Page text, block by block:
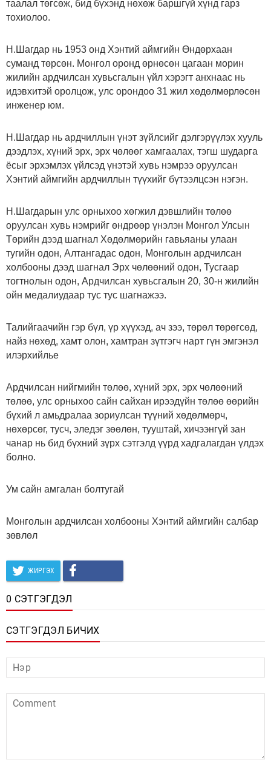
таалал төгсөж, бид бүхэнд нөхөж баршгүй хүнд гарз
тохиолоо.
Н.Шагдар нь 1953 онд Хэнтий аймгийн Өндөрхаан
суманд төрсөн. Монгол оронд өрнөсөн цагаан морин
жилийн ардчилсан хувьсгалын үйл хэрэгт анхнаас нь
идэвхитэй оролцож, улс орондоо 31 жил хөдөлмөрлөсөн
инженер юм.
Н.Шагдар нь ардчиллын үнэт зүйлсийг дэлгэрүүлэх хууль
дээдлэх, хүний эрх, эрх чөлөөг хамгаалах, тэгш шударга
ёсыг эрхэмлэх үйлсэд үнэтэй хувь нэмрээ оруулсан
Хэнтий аймгийн ардчиллын түүхийг бүтээлцсэн нэгэн.
Н.Шагдарын улс орныхоо хөгжил дэвшлийн төлөө
оруулсан хувь нэмрийг өндрөөр үнэлэн Монгол Улсын
Төрийн дээд шагнал Хөдөлмөрийн гавьяаны улаан
тугийн одон, Алтангадас одон, Монголын ардчилсан
холбооны дээд шагнал Эрх чөлөөний одон, Тусгаар
тогтнолын одон, Ардчилсан хувьсгалын 20, 30-н жилийн
ойн медалиудаар тус тус шагнажээ.
Талийгаачийн гэр бүл, үр хүүхэд, ач зээ, төрөл төрөгсөд,
найз нөхөд, хамт олон, хамтран зүтгэгч нарт гүн эмгэнэл
илэрхийлье
Ардчилсан нийгмийн төлөө, хүний эрх, эрх чөлөөний
төлөө, улс орныхоо сайн сайхан ирээдүйн төлөө өөрийн
бүхий л амьдралаа зориулсан түүний хөдөлмөрч,
нөхөрсөг, тусч, эледэг зөөлөн, тууштай, хичээнгүй зан
чанар нь бид бүхний зүрх сэтгэлд үүрд хадгалагдан үлдэх
болно.
Ум сайн амгалан болтугай
Монголын ардчилсан холбооны Хэнтий аймгийн салбар
зөвлөл
ЖИРГЭХ
0 СЭТГЭГДЭЛ
СЭТГЭГДЭЛ БИЧИХ